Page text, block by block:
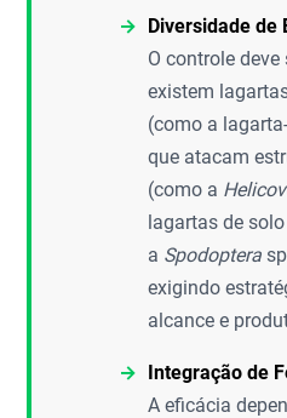
Diversidade de
O controle
existem
(como a
que atacam
(como a
lagartas de
a Spodoptera
exigindo
alcance e
Integração de
A eficácia